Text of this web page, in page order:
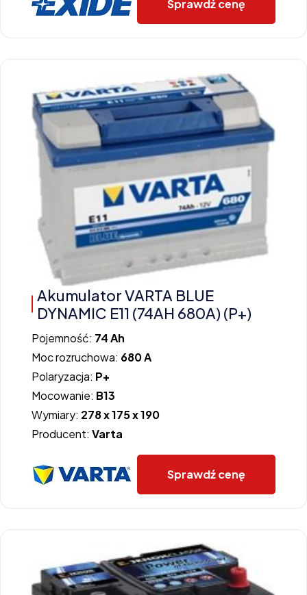
Sprawdź cenę
Akumulator VARTA BLUE
DYNAMIC E11 (74AH 680A) (P+)
Pojemność: 74 Ah
Moc rozruchowa: 680 A
Polaryzacja: P+
Mocowanie: B13
Wymiary: 278 x 175 x 190
Producent: Varta
Sprawdź cenę